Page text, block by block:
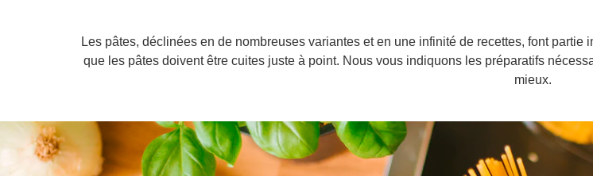
Les pâtes, déclinées en de nombreuses variantes et en une infinité de recettes, font
que les pâtes doivent être cuites juste à point. Nous vous indiquons les préparatifs
mieux.